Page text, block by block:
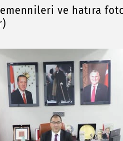
ve hatıra